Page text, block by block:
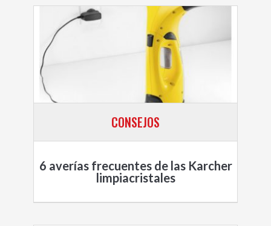
CONSEJOS
6 averías frecuentes de las Karcher
limpiacristales